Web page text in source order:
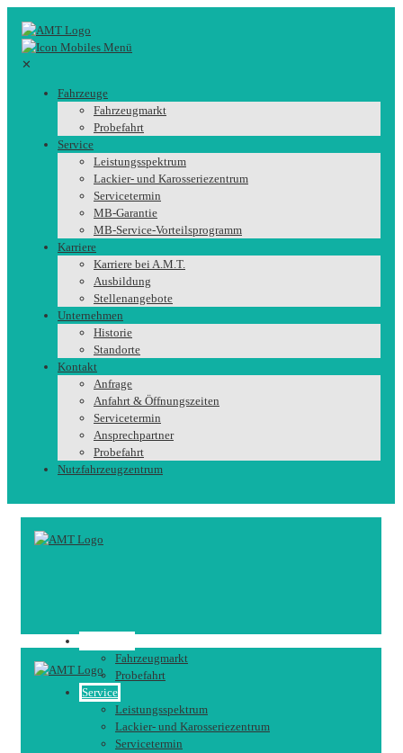
✕
Fahrzeuge
Fahrzeugmarkt
Probefahrt
Service
Leistungsspektrum
Lackier- und Karosseriezentrum
Servicetermin
MB-Garantie
MB-Service-Vorteilsprogramm
Karriere
Karriere bei A.M.T.
Ausbildung
Stellenangebote
Unternehmen
Historie
Standorte
Kontakt
Anfrage
Anfahrt & Öffnungszeiten
Servicetermin
Ansprechpartner
Probefahrt
Nutzfahrzeugzentrum
Fahrzeugmarkt
Probefahrt
Service
Leistungsspektrum
Lackier- und Karosseriezentrum
Servicetermin